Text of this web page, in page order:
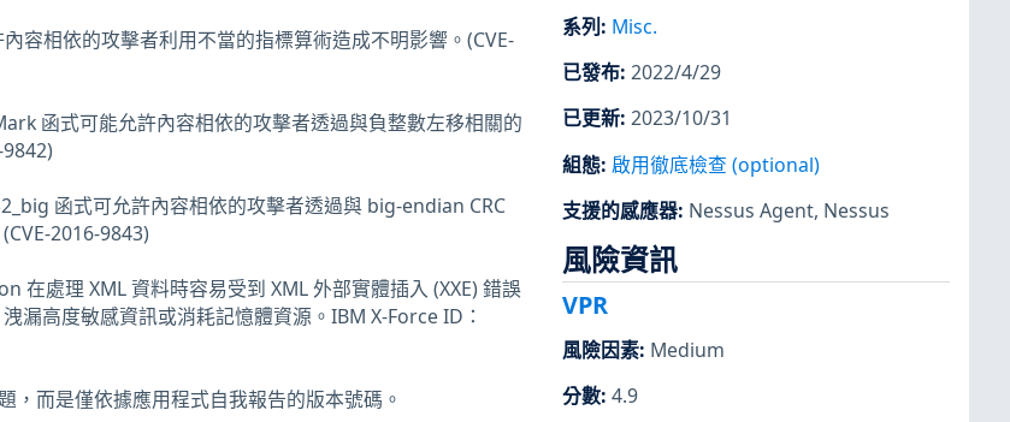
容相依的攻擊者利用不當的指標算術造成不明影響。(CVE-
函式可能允許內容相依的攻擊者透過與負整數左移相關的
函式可允許內容相依的攻擊者透過與 big-endian CRC
2016-9843)
在處理 XML 資料時容易受到 XML 外部實體插入 (XXE) 錯誤
漏高度敏感資訊或消耗記憶體資源。IBM X-Force ID：
，而是僅依據應用程式自我報告的版本號碼。
系列 : Misc.
已發布: 2022/4/29
已更新: 2023/10/31
組態: 啟用徹底檢查 (optional)
支援的感應器: Nessus Agent, Nessus
風險資訊
VPR
風險因素: Medium
分數: 4.9